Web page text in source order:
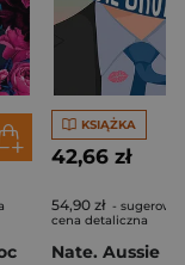
KSIĄŻKA
42,66 zł
54,90 zł -
cena detaliczna